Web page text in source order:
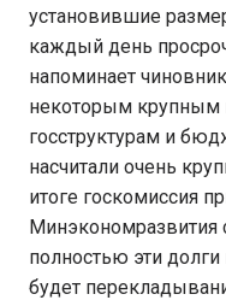
установившие
каждый день
напоминает
некоторым крупным
госструктурам и
насчитали очень
итоге госкомиссия
Минэкономразвития
полностью эти долги
будет